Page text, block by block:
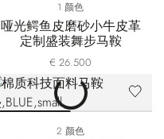
1 颜色
哑光鳄鱼皮磨砂小牛皮革
定制盛装舞步马鞍
€ 26.500
2 颜色